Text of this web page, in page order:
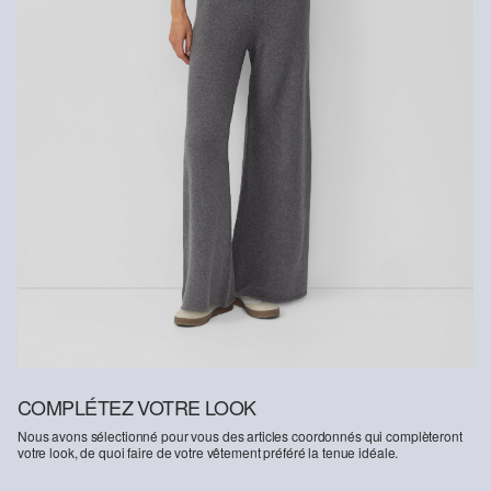
COMPLÉTEZ VOTRE LOOK
Nous avons sélectionné pour vous des articles coordonnés qui complèteront
votre look, de quoi faire de votre vêtement préféré la tenue idéale.